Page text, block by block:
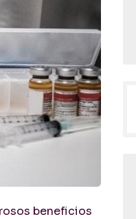
beneficios